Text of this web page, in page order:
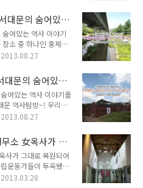
군정청고문으로 일하
..
시 서대문구 현저동
) - 전화번호 : 02-
시간 : 종일 - 휴무일 :
류 : 역사, 문화유적 서
화강암으로 만든 문
대문의 숨어있
걸으며 느껴
어있는 역사 이야기
소 중 하나인 홍제천!
서려 있는 곳이며 또
껴 본 서울 600년의
정호의 수선전도(한
의 모습, ‘홍제천’의
하던 최초의 국립여관
고 합니다. 지금의 명
濟)와 함께 쓰였다고
2013.08.27
문의 숨어있는
서대문독립공원
어있는 역사 이야기를
문 역사탐방~! 우리의
문과 서대문독립공원
독립문은 열강의 침
지며 세운 주권수호
국한 서재필(徐載
의 상징인 영은문(迎
민적인 모금운동을
2013.08.27
소 女옥사가 그
사가 그대로 복원되어
운동가들이 투옥됐던
러분께 공개됩니다!
2013.03.28